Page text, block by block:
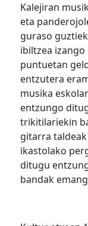
Kalejiran
eta
guraso
ibiltzea
puntuetan
entzutera
musika
entzungo
trikitilariekin
gitarra
ikastolako
ditugu
bandak